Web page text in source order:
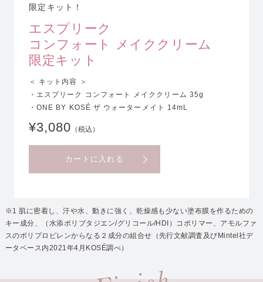
限定キット！
エスプリーク
コンフォート メイククリーム
限定キット
＜ キット内容 ＞
・エスプリーク コンフォート メイククリーム 35g
・ONE BY KOSÉ ザ ウォーターメイト 14mL
¥3,080 （税込）
カートに入れる
※1 肌に密着し、汗や水、動きに強く、乾燥感も少ない塗布膜を作るための
キー成分、（水添ポリブタジエン/グリコール/HDI）コポリマー、アモルファ
スのポリプロピレンからなる２成分の組合せ（先行文献調査及びMintel社デ
ータベース内2021年4月KOSÉ調べ）